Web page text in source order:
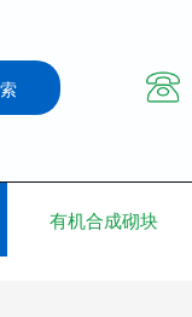
有机合成砌块